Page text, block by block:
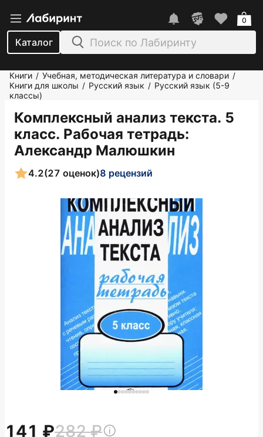
Каталог
0
Книги / Учебная, методическая литература и словари /
Книги для школы / Русский язык / Русский язык (5-9
классы)
Комплексный анализ текста. 5
класс. Рабочая тетрадь:
Александр Малюшкин
4.2(27 оценок)8 рецензий
141 282